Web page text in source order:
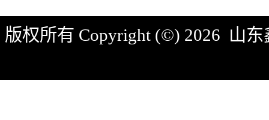
版权所有 Copyright (©) 2026 山